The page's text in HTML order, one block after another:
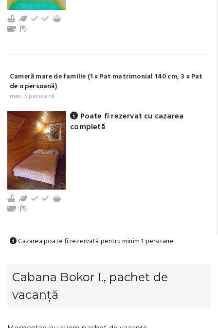
Bucătărie echipată
Grădină / Curte / Zonă verde
FrigiderTacâmuri, vesela
Prosoape
Cameră mare de familie (1 x Pat matrimonial 140 cm, 3 x Pat
de o persoană)
max. 5 persoană
Bucătărie echipată
Grădină / Curte / Zonă verde
FrigiderTacâmuri, vesela
Prosoape
Poate fi rezervat cu cazarea
completă
Cazarea poate fi rezervată pentru minim 1 persoane
Cabana Bokor I., pachet de
vacanță